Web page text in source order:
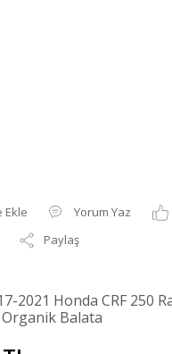
Yorum Yaz
Paylaş
2021 Honda CRF 250
Organik Balata